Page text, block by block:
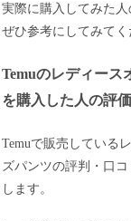
実際に購入してみた
ぜひ参考にしてみてく
Temuのレディース
を購入した人の評
Temuで販売している
ズパンツの評判・口
します。